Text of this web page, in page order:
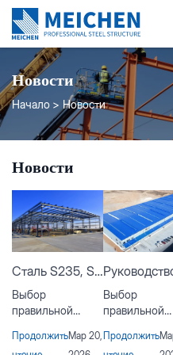
Новости
Начало Новости
Новости
Сталь S235, S275 и S355: какую выбрать?
Выбор
правильной
конструкционной
ПродолжитьМар 20,
Выбор
правильной
конструкции
Продолжить